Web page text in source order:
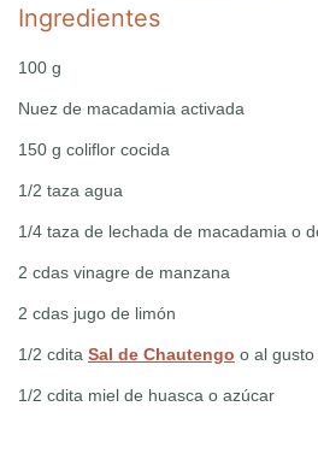
Ingredientes
100 g
Nuez de macadamia activada
150 g coliflor cocida
1/2 taza agua
1/4 taza de lechada de macadamia o
2 cdas vinagre de manzana
2 cdas jugo de limón
1/2 cdita Sal de Chautengo o al gusto
1/2 cdita miel de huasca o azúcar